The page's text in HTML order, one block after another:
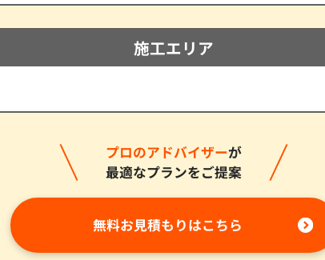
施工エリア
プロのアドバイザーが
最適なプランをご提案
無料お見積もりはこちら